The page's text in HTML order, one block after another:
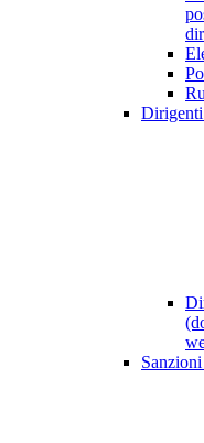
Dirigenti